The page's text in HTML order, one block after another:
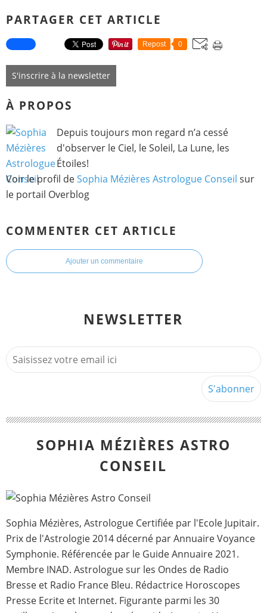
PARTAGER CET ARTICLE
Repost 0
S'inscrire à la newsletter
À PROPOS
Depuis toujours mon regard n’a cessé
d'observer le Ciel, le Soleil, La Lune, les
Étoiles!
Voir le profil deSophia Mézières Astrologue Conseil sur
le portail Overblog
COMMENTER CET ARTICLE
Ajouter un commentaire
NEWSLETTER
SOPHIA MÉZIÈRES ASTRO
CONSEIL
Sophia Mézières, Astrologue Certifiée par l'Ecole Jupitair.
Prix de l'Astrologie 2014 décerné par Annuaire Voyance
Symphonie. Référencée par le Guide Annuaire 2021.
Membre INAD. Astrologue sur les Ondes de Radio
Bresse et Radio France Bleu. Rédactrice Horoscopes
Presse Ecrite et Internet. Figurante parmi les 30